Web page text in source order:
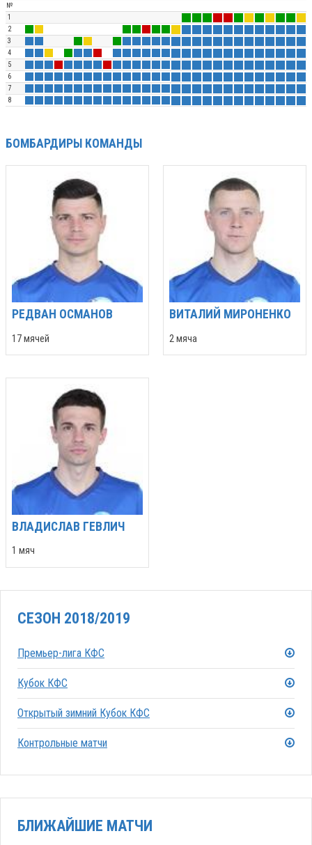
№
1
2
3
4
5
6
7
8
БОМБАРДИРЫ КОМАНДЫ
РЕДВАН ОСМАНОВ
17 мячей
ВИТАЛИЙ МИРОНЕНКО
2 мяча
ВЛАДИСЛАВ ГЕВЛИЧ
1 мяч
СЕЗОН 2018/2019
Премьер-лига КФС
Кубок КФС
Открытый зимний Кубок КФС
Контрольные матчи
БЛИЖАЙШИЕ МАТЧИ